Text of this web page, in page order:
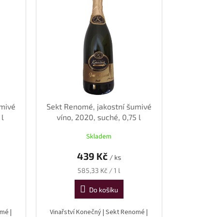
l
|
Sekt Renomé, jakostní šumivé
víno, 2020, suché, 0,75 l
Skladem
439 Kč / ks
Měrná
cena:
585,33 Kč / 1 l
Do košíku
Vinařství Konečný | Sekt Renomé |